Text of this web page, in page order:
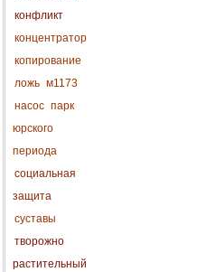
конфликт
концентратор
копирование
ложь м1173
насос парк
юрского
периода
социальная
защита
суставы
творожно
растительный